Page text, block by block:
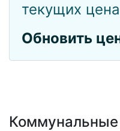
текущих
Обновить
Коммунальные